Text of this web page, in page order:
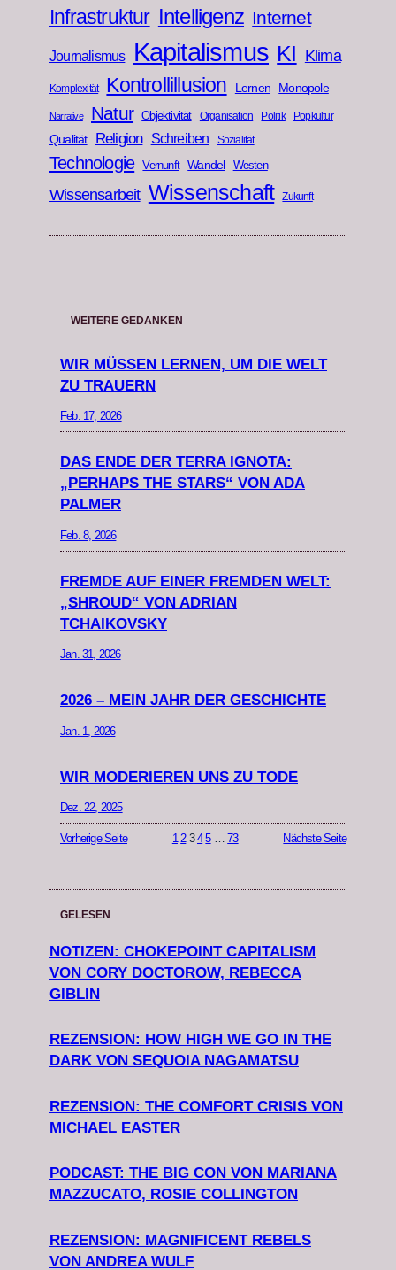
Infrastruktur Intelligenz Internet
Journalismus Kapitalismus KI Klima
Komplexität Kontrollillusion Lernen Monopole
Narrative Natur Objektivität Organisation Politik Popkultur
Qualität Religion Schreiben Sozialität
Technologie Vernunft Wandel Westen
Wissensarbeit Wissenschaft Zukunft
WEITERE GEDANKEN
WIR MÜSSEN LERNEN, UM DIE WELT
ZU TRAUERN
Feb. 17, 2026
DAS ENDE DER TERRA IGNOTA:
„PERHAPS THE STARS“ VON ADA
PALMER
Feb. 8, 2026
FREMDE AUF EINER FREMDEN WELT:
„SHROUD“ VON ADRIAN
TCHAIKOVSKY
Jan. 31, 2026
2026 – MEIN JAHR DER GESCHICHTE
Jan. 1, 2026
WIR MODERIEREN UNS ZU TODE
Dez. 22, 2025
Vorherige Seite 1 2 3 4 5 … 73 Nächste Seite
GELESEN
NOTIZEN: CHOKEPOINT CAPITALISM
VON CORY DOCTOROW, REBECCA
GIBLIN
REZENSION: HOW HIGH WE GO IN THE
DARK VON SEQUOIA NAGAMATSU
REZENSION: THE COMFORT CRISIS VON
MICHAEL EASTER
PODCAST: THE BIG CON VON MARIANA
MAZZUCATO, ROSIE COLLINGTON
REZENSION: MAGNIFICENT REBELS
VON ANDREA WULF